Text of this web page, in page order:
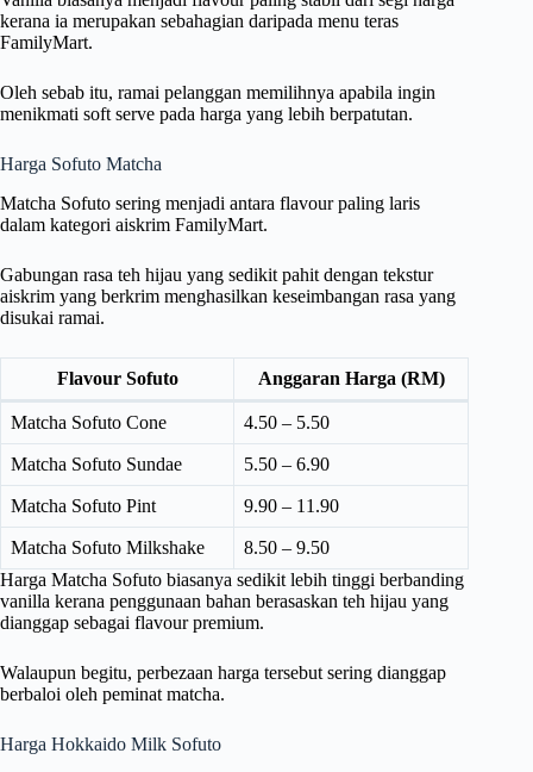
kerana ia merupakan sebahagian daripada menu teras
FamilyMart.
Oleh sebab itu, ramai pelanggan memilihnya apabila ingin
menikmati soft serve pada harga yang lebih berpatutan.
Harga Sofuto Matcha
Matcha Sofuto sering menjadi antara flavour paling laris
dalam kategori aiskrim FamilyMart.
Gabungan rasa teh hijau yang sedikit pahit dengan tekstur
aiskrim yang berkrim menghasilkan keseimbangan rasa yang
disukai ramai.
Flavour Sofuto Anggaran Harga (RM)
Matcha Sofuto Cone 4.50 – 5.50
Matcha Sofuto Sundae 5.50 – 6.90
Matcha Sofuto Pint 9.90 – 11.90
Matcha Sofuto Milkshake
8.50 – 9.50
Harga Matcha Sofuto biasanya sedikit lebih tinggi berbanding
vanilla kerana penggunaan bahan berasaskan teh hijau yang
dianggap sebagai flavour premium.
Walaupun begitu, perbezaan harga tersebut sering dianggap
berbaloi oleh peminat matcha.
Harga Hokkaido Milk Sofuto